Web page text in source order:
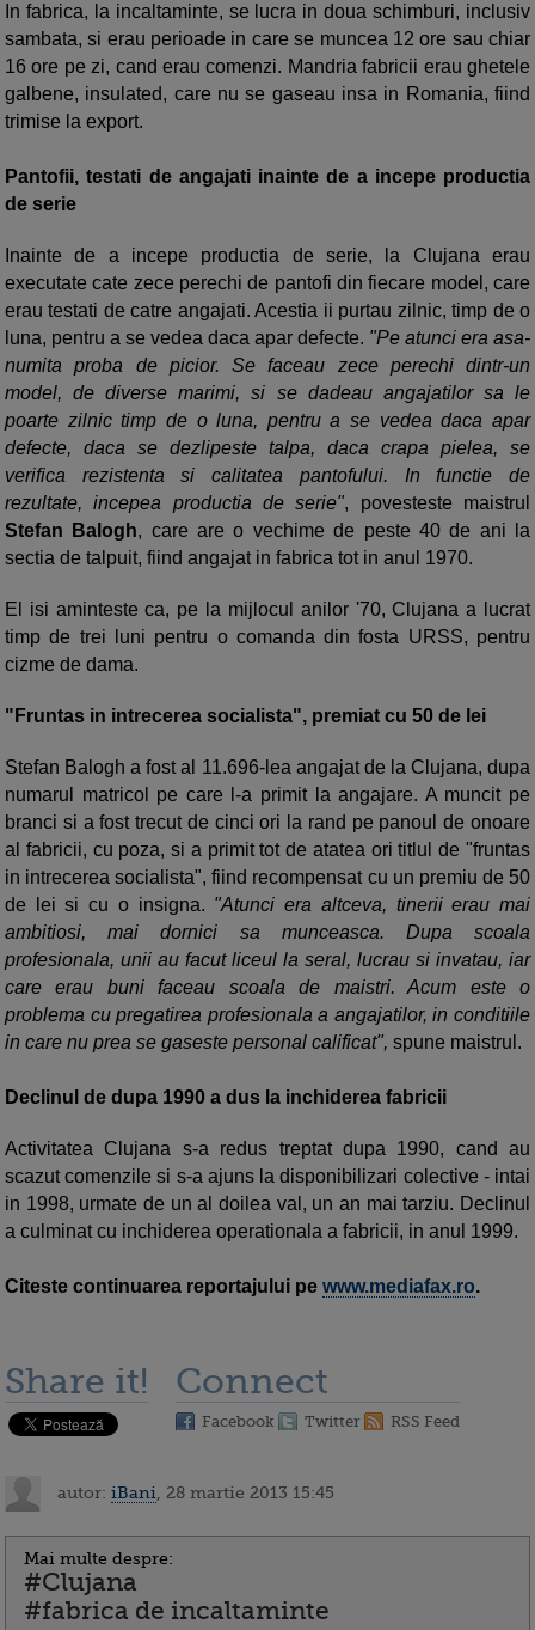
In fabrica, la incaltaminte, se lucra in doua schimburi, inclusiv
sambata, si erau perioade in care se muncea 12 ore sau chiar
16 ore pe zi, cand erau comenzi. Mandria fabricii erau ghetele
galbene, insulated, care nu se gaseau insa in Romania, fiind
trimise la export.
Pantofii, testati de angajati inainte de a incepe productia
de serie
Inainte de a incepe productia de serie, la Clujana erau
executate cate zece perechi de pantofi din fiecare model, care
erau testati de catre angajati. Acestia ii purtau zilnic, timp de o
luna, pentru a se vedea daca apar defecte. "Pe atunci era asa-
numita proba de picior. Se faceau zece perechi dintr-un
model, de diverse marimi, si se dadeau angajatilor sa le
poarte zilnic timp de o luna, pentru a se vedea daca apar
defecte, daca se dezlipeste talpa, daca crapa pielea, se
verifica rezistenta si calitatea pantofului. In functie de
rezultate, incepea productia de serie", povesteste maistrul
Stefan Balogh, care are o vechime de peste 40 de ani la
sectia de talpuit, fiind angajat in fabrica tot in anul 1970.
El isi aminteste ca, pe la mijlocul anilor '70, Clujana a lucrat
timp de trei luni pentru o comanda din fosta URSS, pentru
cizme de dama.
"Fruntas in intrecerea socialista", premiat cu 50 de lei
Stefan Balogh a fost al 11.696-lea angajat de la Clujana, dupa
numarul matricol pe care l-a primit la angajare. A muncit pe
branci si a fost trecut de cinci ori la rand pe panoul de onoare
al fabricii, cu poza, si a primit tot de atatea ori titlul de "fruntas
in intrecerea socialista", fiind recompensat cu un premiu de 50
de lei si cu o insigna. "Atunci era altceva, tinerii erau mai
ambitiosi, mai dornici sa munceasca. Dupa scoala
profesionala, unii au facut liceul la seral, lucrau si invatau, iar
care erau buni faceau scoala de maistri. Acum este o
problema cu pregatirea profesionala a angajatilor, in conditiile
in care nu prea se gaseste personal calificat", spune maistrul.
Declinul de dupa 1990 a dus la inchiderea fabricii
Activitatea Clujana s-a redus treptat dupa 1990, cand au
scazut comenzile si s-a ajuns la disponibilizari colective - intai
in 1998, urmate de un al doilea val, un an mai tarziu. Declinul
a culminat cu inchiderea operationala a fabricii, in anul 1999.
Citeste continuarea reportajului pe www.mediafax.ro.
Share it! Connect
Facebook Twitter RSS Feed
autor: iBani , 28 martie 2013 15:45
Mai multe despre:
#Clujana
#fabrica de incaltaminte